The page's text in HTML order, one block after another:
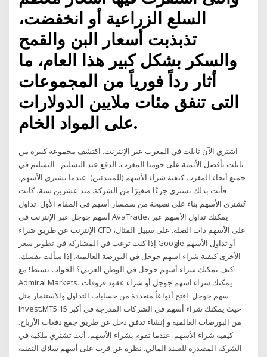
السلع الزراعية أو انخفضت،
تذبذبت أسعار البن والقمح
والسكر بشكل كبير هذا العام، ما
أثار رداً فورياً من المجموعات
التى تنفق مئات ملايين الدولارات
على المواد الخام.
اشتري الآن تابلت في المغرب عبر الإنترنت. اكتشف مجموعة كبيرة من
تابلت بأفضل الأثمنة على جوميا المغرب. الدفع عند التسليم - التسليم في
جميع أنحاء المغرب كيفية شراء الأسهم (للمبتدئين). عندما تشتري الأسهم،
فأنت بذلك تشتري جزءًا صغيرًا من الشركة. منذ عشرين سنة، كانت
تُشتري الأسهم بناء على نصيحة من سمسار أسهم في المقام الأول. تداول
أسهم جوجل عبر الإنترنت في AvaTrade، يمكنك تداول الأسهم عبر
الإنترنت عن طريق شراء CFD على الأسهم ذات الصلة. على سبيل المثال،
إذا كنت ترغب في المشاركة في تطوير سعر Google أو تداول الأسهم
الأخرى كيفية شراء اسهم جوجل في البورصة العالمية. إذا سألت نفسك،
كيف يمكنك شراء أسهم جوجل في الوطن العربي؟ الجواب بسيط! مع
Admiral Markets، يمكنك شراء اسهم جوجل أو شراء عقود فروقات
سهم جوجل. افتح أنواعاً متعددة من حسابات التداول والاستثمار مثل
Invest.MT5 حيث يمكنك شراء أسهم في الشركات المدرجة في أكبر 15
من البورصات العالمية و إنشاء تدفق دخل عن طريق جمع دفعات الأرباح.
كيفية شراء الأسهم. عندما تقوم بشراء الأسهم، أنت تشتري ملكية في
الشركة المصدرة للسند المالي. نظرة عن قرب على أسهم سلاك التقنية